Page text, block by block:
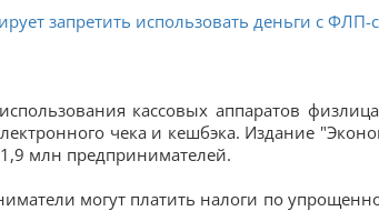
запретить использовать деньги с
кассовых аппаратов
чека и кешбэка. Издание
млн предпринимателей.